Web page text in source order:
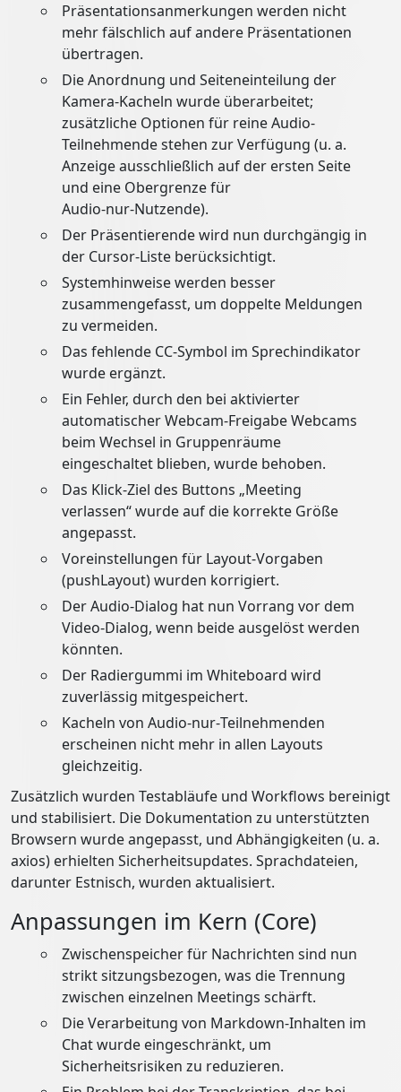
Präsentationsanmerkungen werden nicht
mehr fälschlich auf andere Präsentationen
übertragen.
Die Anordnung und Seiteneinteilung der
Kamera-Kacheln wurde überarbeitet;
zusätzliche Optionen für reine Audio-
Teilnehmende stehen zur Verfügung (u. a.
Anzeige ausschließlich auf der ersten Seite
und eine Obergrenze für
Audio‑nur‑Nutzende).
Der Präsentierende wird nun durchgängig in
der Cursor‑Liste berücksichtigt.
Systemhinweise werden besser
zusammengefasst, um doppelte Meldungen
zu vermeiden.
Das fehlende CC‑Symbol im Sprechindikator
wurde ergänzt.
Ein Fehler, durch den bei aktivierter
automatischer Webcam‑Freigabe Webcams
beim Wechsel in Gruppenräume
eingeschaltet blieben, wurde behoben.
Das Klick‑Ziel des Buttons „Meeting
verlassen“ wurde auf die korrekte Größe
angepasst.
Voreinstellungen für Layout‑Vorgaben
(pushLayout) wurden korrigiert.
Der Audio‑Dialog hat nun Vorrang vor dem
Video‑Dialog, wenn beide ausgelöst werden
könnten.
Der Radiergummi im Whiteboard wird
zuverlässig mitgespeichert.
Kacheln von Audio‑nur‑Teilnehmenden
erscheinen nicht mehr in allen Layouts
gleichzeitig.
Zusätzlich wurden Testabläufe und Workflows bereinigt
und stabilisiert. Die Dokumentation zu unterstützten
Browsern wurde angepasst, und Abhängigkeiten (u. a.
axios) erhielten Sicherheitsupdates. Sprachdateien,
darunter Estnisch, wurden aktualisiert.
Anpassungen im Kern (Core)
Zwischenspeicher für Nachrichten sind nun
strikt sitzungsbezogen, was die Trennung
zwischen einzelnen Meetings schärft.
Die Verarbeitung von Markdown‑Inhalten im
Chat wurde eingeschränkt, um
Sicherheitsrisiken zu reduzieren.